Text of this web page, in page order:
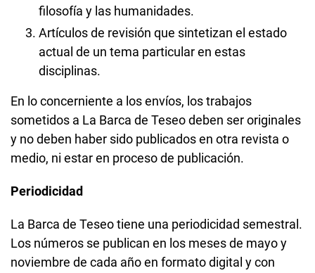
filosofía y las humanidades.
Artículos de revisión que sintetizan el estado
actual de un tema particular en estas
disciplinas.
En lo concerniente a los envíos, los trabajos
sometidos a La Barca de Teseo deben ser originales
y no deben haber sido publicados en otra revista o
medio, ni estar en proceso de publicación.
Periodicidad
La Barca de Teseo tiene una periodicidad semestral.
Los números se publican en los meses de mayo y
noviembre de cada año en formato digital y con